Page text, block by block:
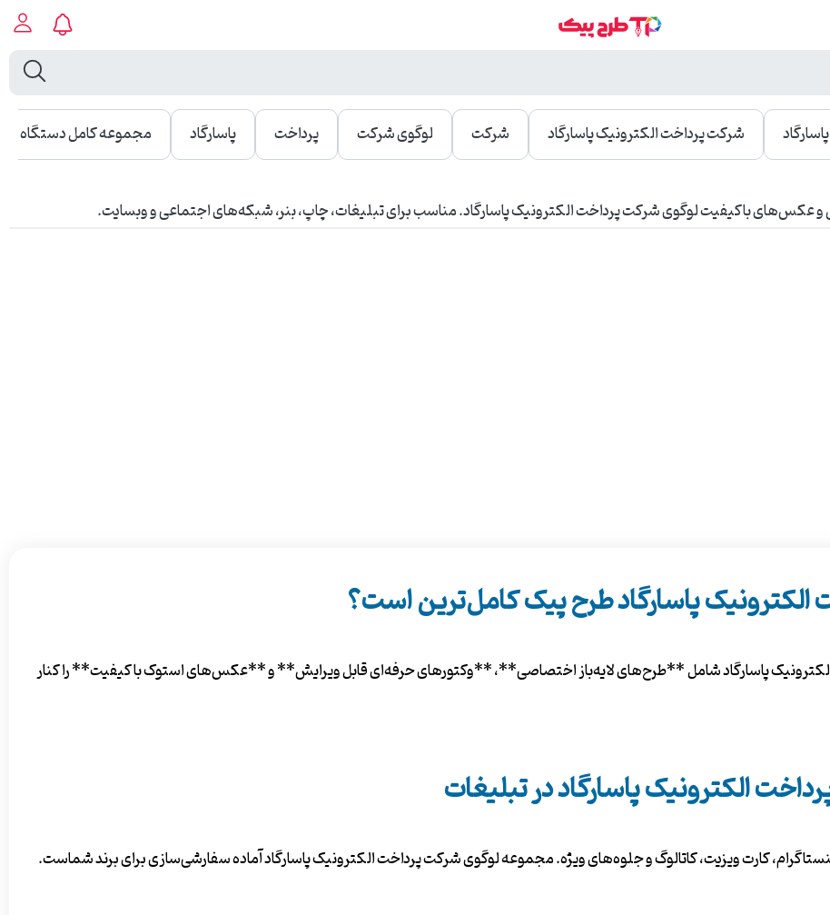
شرکت پرداخت الکترونیک پاسارگاد شرکت لوگوی شرکت پرداخت پاسارگاد مجموعه کامل دستگاه
پاسارگاد طرح پیک کامل‌ترین است؟
پاسارگاد شامل **طرح‌های لایه‌باز اختصاصی**، **وکتورهای حرفه‌ای قابل ویرایش** و **عکس‌های استوک با کیفیت** را کنار
الکترونیک پاسارگاد در تبلیغات
کارت ویزیت، کاتالوگ و جلوه‌های ویژه. مجموعه لوگوی شرکت پرداخت الکترونیک پاسارگاد آماده سفارشی‌سازی برای برند شماست.